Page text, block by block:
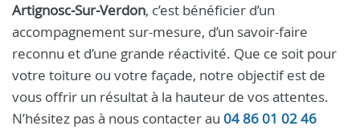
Artignosc‑Sur‑Verdon, c’est bénéficier d’un
accompagnement sur-mesure, d’un savoir-faire
reconnu et d’une grande réactivité. Que ce soit pour
votre toiture ou votre façade, notre objectif est de
vous offrir un résultat à la hauteur de vos attentes.
N’hésitez pas à nous contacter au 04 86 01 02 46